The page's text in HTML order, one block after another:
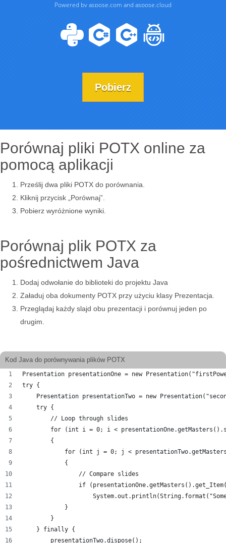
Pobierz
Porównaj pliki POTX online za
pomocą aplikacji
Prześlij dwa pliki POTX do porównania.
Kliknij przycisk „Porównaj”.
Pobierz wyróżnione wyniki.
Porównaj plik POTX za
pośrednictwem Java
Dodaj odwołanie do biblioteki do projektu Java
Załaduj oba dokumenty POTX przy użyciu klasy Prezentacja.
Przeglądaj każdy slajd obu prezentacji i porównuj jeden po
drugim.
Kod Java do porównywania plików POTX
Presentation presentationOne = new
try {
Presentation presentationTwo = new
    try {
        // Loop through slides
for (int i = 0; i <
        {
for (int j = 0; j <
            {
                // Compare slides
if
            }
        }
    } finally {
        presentationTwo.dispose();